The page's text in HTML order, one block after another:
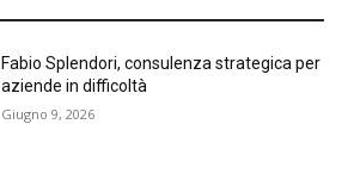
Fabio Splendori, consulenza strategica per
aziende in difficoltà
Giugno 9, 2026